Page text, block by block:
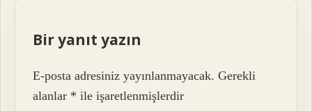
Bir yanıt yazın
E-posta adresiniz yayınlanmayacak. Gerekli
alanlar * ile işaretlenmişlerdir